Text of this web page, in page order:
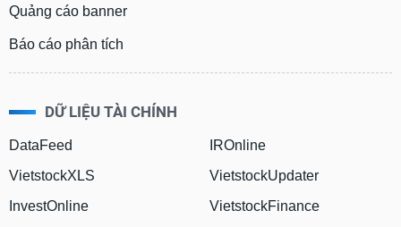
Quảng cáo banner
Báo cáo phân tích
DỮ LIỆU TÀI CHÍNH
DataFeed
VietstockXLS
InvestOnline
IROnline
VietstockUpdater
VietstockFinance